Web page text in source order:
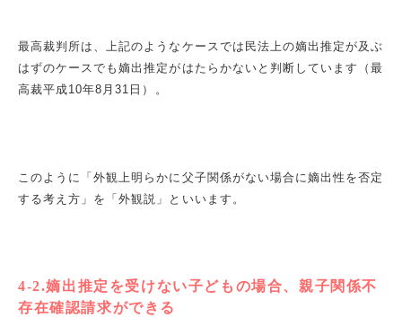
最高裁判所は、上記のようなケースでは民法上の嫡出推定が及ぶ
はずのケースでも嫡出推定がはたらかないと判断しています（最
高裁平成10年8月31日）。
このように「外観上明らかに父子関係がない場合に嫡出性を否定
する考え方」を「外観説」といいます。
4-2.嫡出推定を受けない子どもの場合、親子関係不
存在確認請求ができる